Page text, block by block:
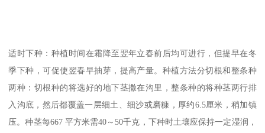
适时下种：种植时间在霜降至翌年立春前后均可进行，但提早在冬
季下种，可促使翌春早抽芽，提高产量。种植方法分切根和整条种
两种：切根种的将选好的地下茎撒在沟里，整条种的将种茎两行排
入沟底，然后都覆盖一层细土、细沙或磨糠，厚约6.5厘米，稍加镇
压。种茎每667 平方米需40～50千克，下种时土壤应保持一定湿润，